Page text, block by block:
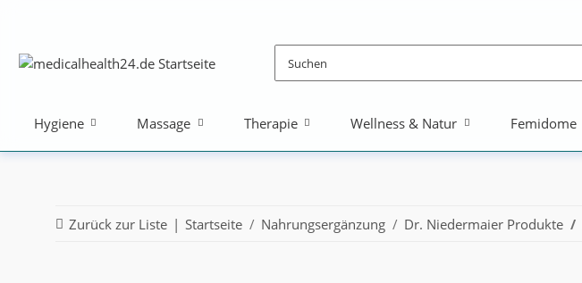
Hygiene Massage Therapie Wellness & Natur Femidome
Zurück zur Liste Startseite Nahrungsergänzung Dr. Niedermaier Produkte